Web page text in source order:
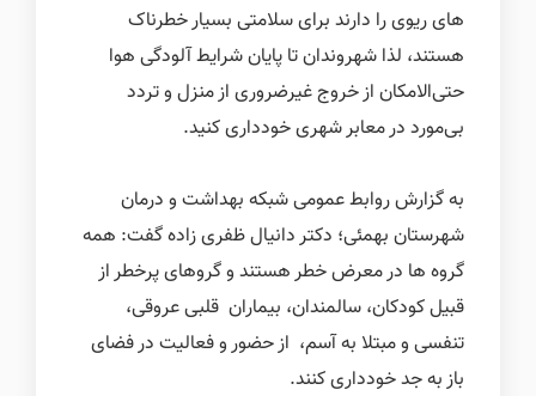
های ریوی را دارند برای سلامتی بسیار خطرناک‌
هستند، لذا شهروندان تا پایان شرایط آلودگی هوا
حتی‌الامکان از خروج غیرضروری از منزل و تردد
بی‌مورد در معابر شهری خودداری کنید.
به گزارش روابط عمومی شبکه بهداشت و درمان
شهرستان بهمئی؛ دکتر دانیال ظفری زاده گفت: همه
گروه ها در معرض خطر هستند و گروهای پرخطر از
قبیل کودکان، سالمندان، بیماران قلبی عروقی،
تنفسی و مبتلا به آسم، از حضور و فعالیت در فضای
باز به جد خودداری کنند.